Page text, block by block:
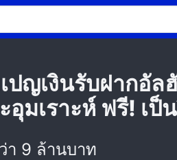
ญเงินรับฝากอัล
มเราะห์ ฟรี! เป็
า 9 ล้านบาท